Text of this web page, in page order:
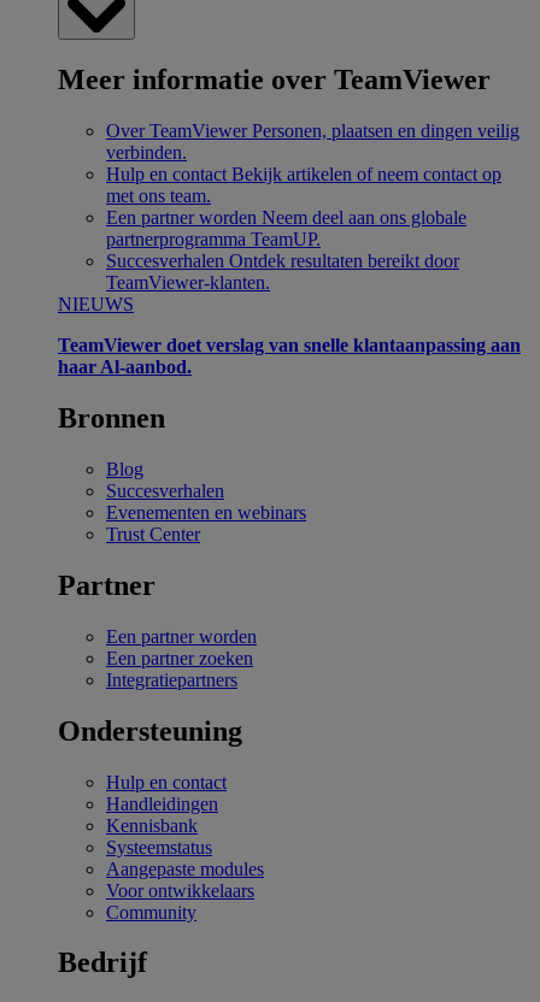
Meer informatie over TeamViewer
Over TeamViewer Personen, plaatsen en dingen veilig
verbinden.
Hulp en contact Bekijk artikelen of neem contact op
met ons team.
Een partner worden Neem deel aan ons globale
partnerprogramma TeamUP.
Succesverhalen Ontdek resultaten bereikt door
TeamViewer-klanten.
NIEUWS
TeamViewer doet verslag van snelle klantaanpassing aan
haar Al-aanbod.
Bronnen
Blog
Succesverhalen
Evenementen en webinars
Trust Center
Partner
Een partner worden
Een partner zoeken
Integratiepartners
Ondersteuning
Hulp en contact
Handleidingen
Kennisbank
Systeemstatus
Aangepaste modules
Voor ontwikkelaars
Community
Bedrijf